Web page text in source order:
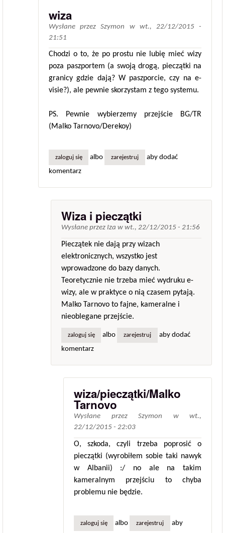
wiza
Wysłane przezSzymon w wt., 22/12/2015 -
21:51
Chodzi o to, że po prostu nie lubię mieć wizy
poza paszportem (a swoją drogą, pieczątki na
granicy gdzie dają? W paszporcie, czy na e-
visie?), ale pewnie skorzystam z tego systemu.
PS. Pewnie wybierzemy przejście BG/TR
(Malko Tarnovo/Derekoy)
zaloguj się albo zarejestruj
aby dodać
komentarz
Wiza i pieczątki
Wysłane przez Iza w wt., 22/12/2015 - 21:56
Pieczątek nie dają przy wizach
elektronicznych, wszystko jest
wprowadzone do bazy danych.
Teoretycznie nie trzeba mieć wydruku e-
wizy, ale w praktyce o nią czasem pytają.
Malko Tarnovo to fajne, kameralne i
nieoblegane przejście.
zaloguj się albo zarejestruj
aby dodać
komentarz
wiza/pieczątki/Malko
Tarnovo
Wysłane przez Szymon w wt.,
22/12/2015 - 22:03
O, szkoda, czyli trzeba poprosić o
pieczątki (wyrobiłem sobie taki nawyk
w Albanii) :/ no ale na takim
kameralnym przejściu to chyba
problemu nie będzie.
zaloguj się albo zarejestruj aby